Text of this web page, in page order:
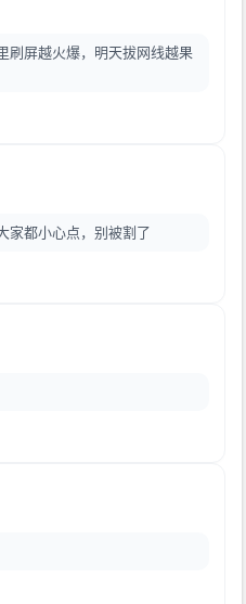
屏越火爆，明天拔网线越果
家都小心点，别被割了